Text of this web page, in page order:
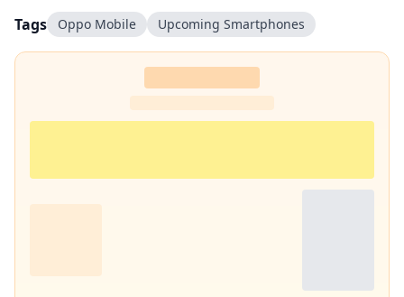
Tags Oppo Mobile Upcoming Smartphones